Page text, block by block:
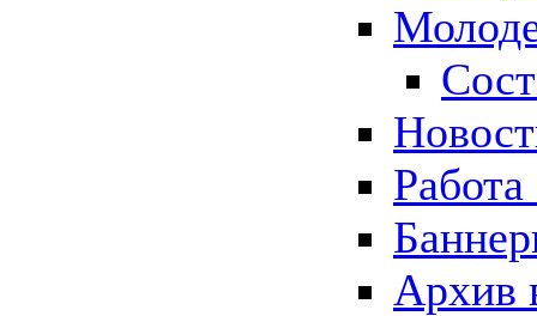
Архив